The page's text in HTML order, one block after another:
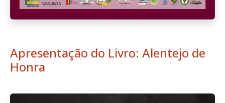
Apresentação do Livro: Alentejo de
Honra